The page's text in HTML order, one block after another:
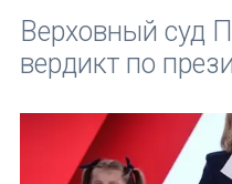
Верховный суд
вердикт по